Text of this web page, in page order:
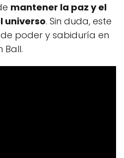
mantener la paz y el
universo. Sin duda, este
poder y sabiduría en
Ball.